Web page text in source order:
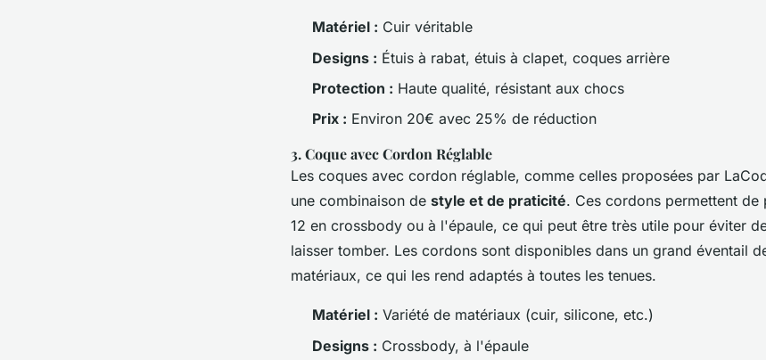
Matériel : Cuir véritable
Designs : Étuis à rabat, étuis à clapet, coques arrière
Protection : Haute qualité, résistant aux chocs
Prix : Environ 20€ avec 25% de réduction
3.Coque avec Cordon Réglable
Les coques avec cordon réglable, comme celles proposées par
une combinaison de style et de praticité. Ces cordons permettent de
12 en crossbody ou à l'épaule, ce qui peut être très utile pour éviter
laisser tomber. Les cordons sont disponibles dans un grand éventail
matériaux, ce qui les rend adaptés à toutes les tenues.
Matériel : Variété de matériaux (cuir, silicone, etc.)
Designs : Crossbody, à l'épaule